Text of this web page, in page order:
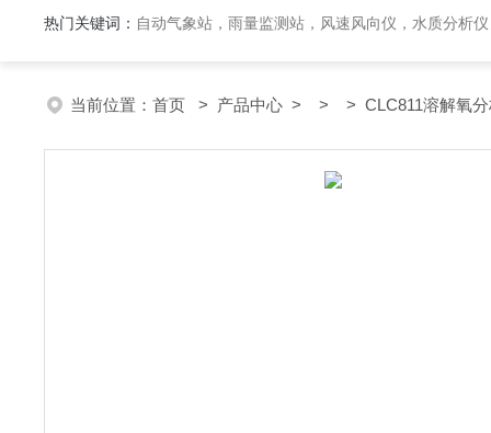
热门关键词： 自动气象站，雨量监测站，风速风向仪，水质分析
当前位置： 首页 > 产品中心 > > > CLC811溶解氧分